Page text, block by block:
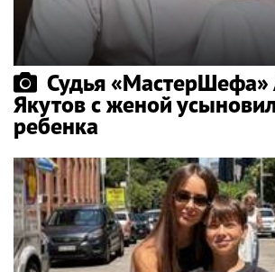
Судья «МастерШефа»
Якутов с женой
ребенка